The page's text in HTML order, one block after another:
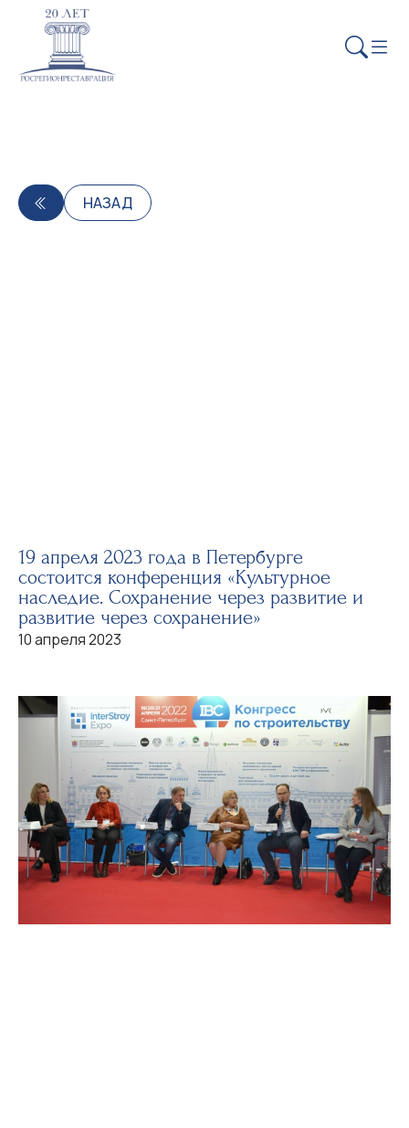
НАЗАД
19 апреля 2023 года в Петербурге
состоится конференция «Культурное
наследие. Сохранение через развитие и
развитие через сохранение»
10 апреля 2023